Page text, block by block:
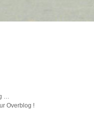
…
Overblog !